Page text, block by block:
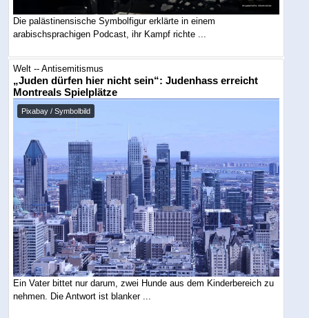
Die palästinensische Symbolfigur erklärte in einem
arabischsprachigen Podcast, ihr Kampf richte ...
Welt -- Antisemitismus
„Juden dürfen hier nicht sein“: Judenhass erreicht
Montreals Spielplätze
Pixabay / Symbolbild
Ein Vater bittet nur darum, zwei Hunde aus dem Kinderbereich zu
nehmen. Die Antwort ist blanker ...